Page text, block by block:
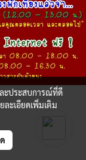
ะประสบการณ์ที่ดี
ละเอียดเพิ่มเติม